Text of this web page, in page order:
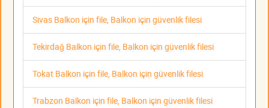
Sivas Balkon için file, Balkon için güvenlik filesi
Tekirdağ Balkon için file, Balkon için güvenlik filesi
Tokat Balkon için file, Balkon için güvenlik filesi
Trabzon Balkon için file, Balkon için güvenlik filesi